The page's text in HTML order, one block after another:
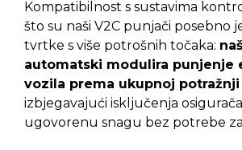
Kompatibilnost s sustavima
što su naši V2C punjači posebno
tvrtke s više potrošnih točaka:
automatski modulira punjenje
vozila prema ukupnoj
izbjegavajući isključenja
ugovorenu snagu bez potrebe